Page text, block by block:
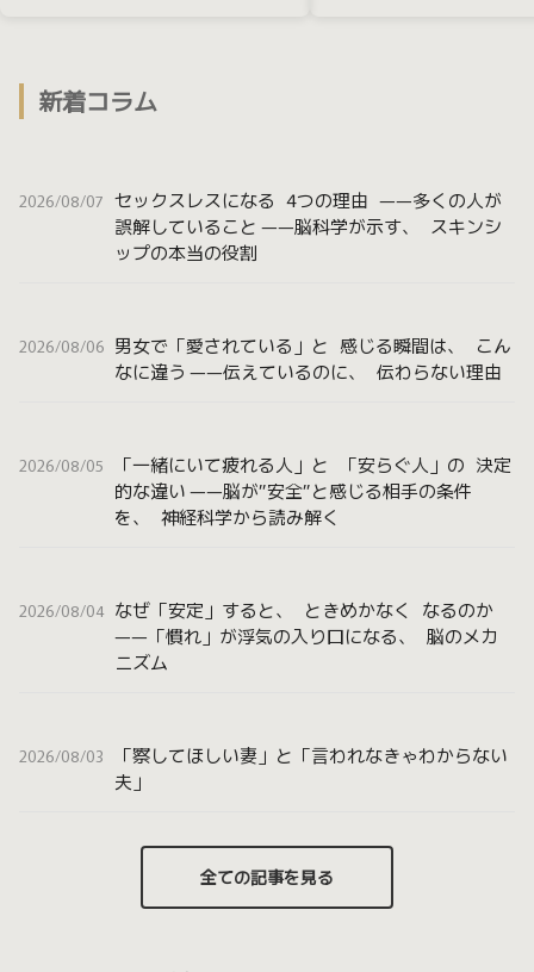
新着コラム
2026/08/07 セックスレスになる 4つの理由 ——多くの人が
誤解していること ——脳科学が示す、 スキンシ
ップの本当の役割
2026/08/06 男女で「愛されている」と 感じる瞬間は、 こん
なに違う ——伝えているのに、 伝わらない理由
2026/08/05
「一緒にいて疲れる人」と 「安らぐ人」の 決定
的な違い ——脳が”安全”と感じる相手の条件
を、 神経科学から読み解く
2026/08/04 なぜ「安定」すると、 ときめかなく なるのか
——「慣れ」が浮気の入り口になる、 脳のメカ
ニズム
2026/08/03
「察してほしい妻」と「言われなきゃわからない
夫」
全ての記事を見る